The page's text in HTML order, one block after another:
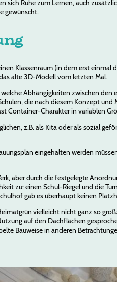
sich Ruhe zum Lernen, auch
gewünscht.
Klassenraum (in dem erst einmal
alte 3D-Modell vom letzten Mal.
Abhängigkeiten zwischen
die nach diesem Konzept
Container-Charakter in variablen
z.B. als Kita oder als sozial
eingehalten werden
aber durch die festgelegte
zu: einen Schul-Riegel und die
gab es überhaupt keinen
vielleicht nicht ganz so
auf den Dachflächen
Bauweise in anderen